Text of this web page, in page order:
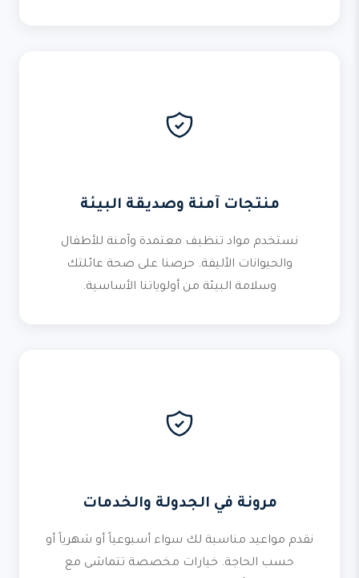
منتجات آمنة وصديقة البيئة
نستخدم مواد تنظيف معتمدة وآمنة للأطفال
والحيوانات الأليفة. حرصنا على صحة عائلتك
وسلامة البيئة من أولوياتنا الأساسية.
مرونة في الجدولة والخدمات
نقدم مواعيد مناسبة لك سواء أسبوعياً أو شهرياً أو
حسب الحاجة. خيارات مخصصة تتماشى مع